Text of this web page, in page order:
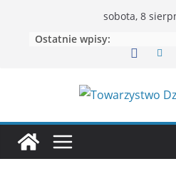
sobota, 8
Ostatnie wpisy: